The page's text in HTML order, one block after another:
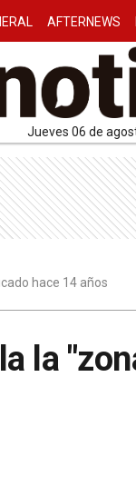
AFTERNEWS
jueves 06 de
hace 14 años
la